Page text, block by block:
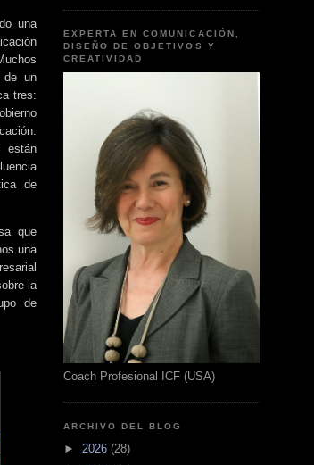
una
de un
tres:
están
de
que
una
la
de
EXPERTA EN COMUNICACIÓN,
DISEÑO DE OBJETIVOS Y
CREATIVIDAD
Coach Profesional ICF (USA)
ARCHIVO DEL BLOG
► 2026 (28)